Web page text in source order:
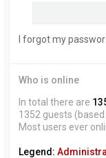
I forgot my
Who is online
In total there are
1352 guests
Most users ever
Legend: